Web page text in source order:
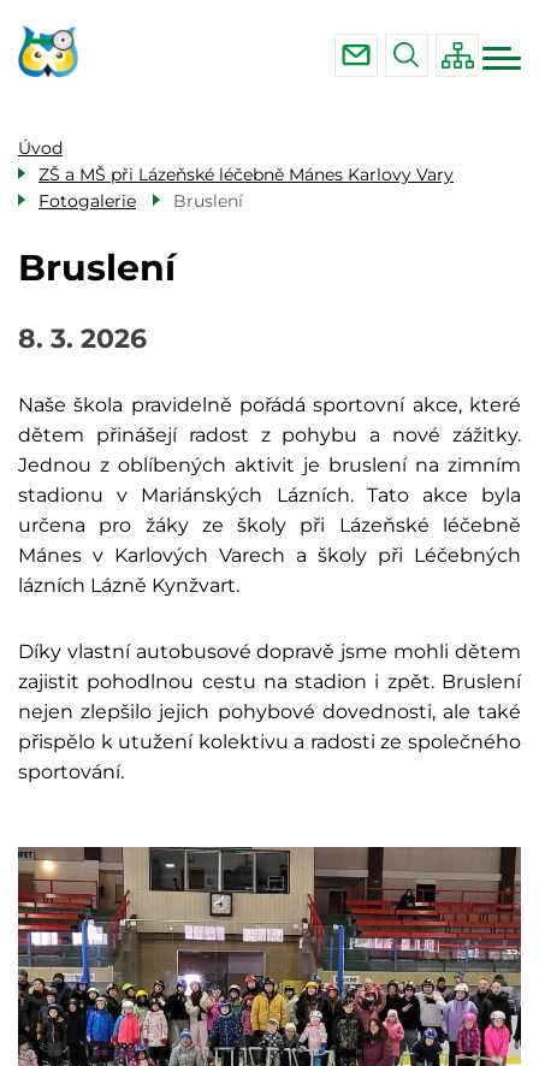
hlavnímu
Menu
navigace
ZŠ a MŠ při nemocnici Karlovy Vary
ZŠ a MŠ při Lázeňské léčebně Mánes
Kynžvart
Úvod
ZŠ a MŠ při Lázeňské léčebně Mánes Karlovy Vary
Fotogalerie
Bruslení
Bruslení
8. 3. 2026
Naše škola pravidelně pořádá sportovní akce, které
dětem přinášejí radost z pohybu a nové zážitky.
Jednou z oblíbených aktivit je bruslení na zimním
stadionu v Mariánských Lázních. Tato akce byla
určena pro žáky ze školy při Lázeňské léčebně
Mánes v Karlových Varech a školy při Léčebných
lázních Lázně Kynžvart.
Díky vlastní autobusové dopravě jsme mohli dětem
zajistit pohodlnou cestu na stadion i zpět. Bruslení
nejen zlepšilo jejich pohybové dovednosti, ale také
přispělo k utužení kolektivu a radosti ze společného
sportování.